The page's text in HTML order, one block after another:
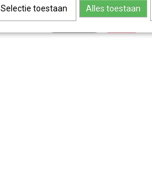
Selectie toestaan Alles toestaan